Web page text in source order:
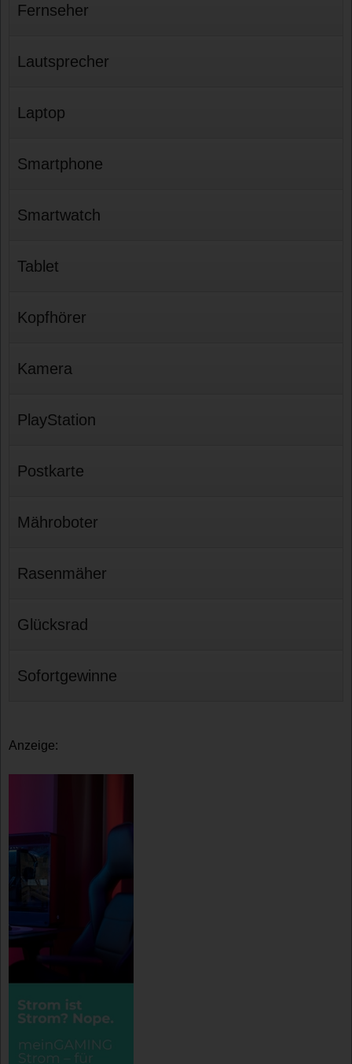
Fernseher
Lautsprecher
Laptop
Smartphone
Smartwatch
Tablet
Kopfhörer
Kamera
PlayStation
Postkarte
Mähroboter
Rasenmäher
Glücksrad
Sofortgewinne
Anzeige: